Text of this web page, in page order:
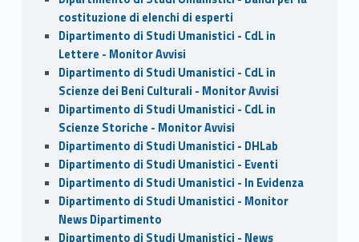
costituzione di elenchi di esperti
Dipartimento di Studi Umanistici - CdL in
Lettere - Monitor Avvisi
Dipartimento di Studi Umanistici - CdL in
Scienze dei Beni Culturali - Monitor Avvisi
Dipartimento di Studi Umanistici - CdL in
Scienze Storiche - Monitor Avvisi
Dipartimento di Studi Umanistici - DHLab
Dipartimento di Studi Umanistici - Eventi
Dipartimento di Studi Umanistici - In Evidenza
Dipartimento di Studi Umanistici - Monitor
News Dipartimento
Dipartimento di Studi Umanistici - News